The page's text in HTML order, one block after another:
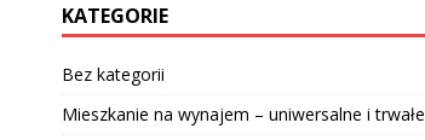
KATEGORIE
Bez kategorii
Mieszkanie na wynajem – uniwersalne i trwałe